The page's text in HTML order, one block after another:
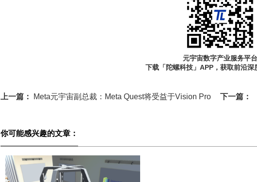
元宇宙数字产业服务平台
下载「陀螺科技」APP，获取前沿深
上一篇： Meta元宇宙副总裁：Meta Quest将受益于Vision Pro 下一篇：
你可能感兴趣的文章：